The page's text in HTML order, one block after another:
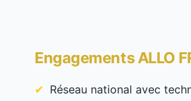
Engagements ALLO
Réseau national avec